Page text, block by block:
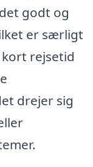
godt og
er særligt
rejsetid
drejer sig